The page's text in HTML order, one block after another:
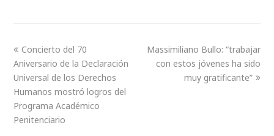
Concierto del 70
Aniversario de la Declaración
Universal de los Derechos
Humanos mostró logros del
Programa Académico
Penitenciario
Massimiliano Bullo: “trabajar
con estos jóvenes ha sido
muy gratificante”